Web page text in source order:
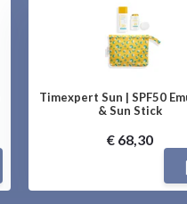
Timexpert Sun | SPF50
& Sun Stick
€ 68,30